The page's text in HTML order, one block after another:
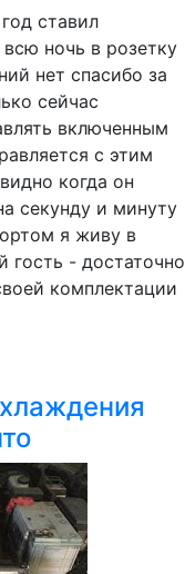
ставил
ночь в розетку
нет спасибо за
сейчас
включенным
с этим
когда он
секунду и минуту
я живу в
гость - достаточно
комплектации